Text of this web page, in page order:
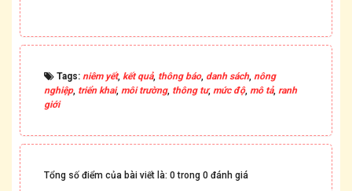
Tags: niêm yết, kết quả, thông báo, danh sách, nông
nghiệp, triển khai, môi trường, thông tư, mức độ, mô tả, ranh
giới
Tổng số điểm của bài viết là: 0 trong 0 đánh giá